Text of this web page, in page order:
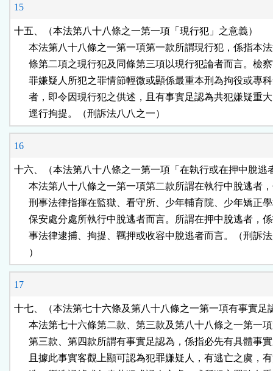
15
十五、（本法第八十八條之一第一項「現行犯」之意義）
本法第八十八條之一第一項第一款所謂現行犯，係指本
條第二項之現行犯及同條第三項以現行犯論者而言。檢
罪嫌疑人所犯之罪情節輕微或顯係最重本刑為拘役或專
者，即令因現行犯之供述，且有事實足認為共犯嫌疑重
      逕行拘提。（刑訴法八八之一）
16
十六、（本法第八十八條之一第一項「在執行或在押中脫逃
本法第八十八條之一第一項第二款所謂在執行中脫逃者
刑事法律指揮在監獄、看守所、少年輔育院、少年矯正
保安處分處所執行中脫逃者而言。所謂在押中脫逃者，
事法律逮捕、拘提、羈押或收容中脫逃者而言。（刑訴
      ）
17
十七、（本法第七十六條及第八十八條之一第一項有事實足
本法第七十六條第二款、第三款及第八十八條之一第一
第三款、第四款所謂有事實足認為，係指必先有具體事
且據此事實客觀上顯可認為犯罪嫌疑人，有逃亡之虞，